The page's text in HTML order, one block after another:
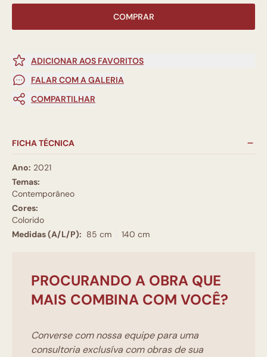
COMPRAR
ADICIONAR AOS FAVORITOS
FALAR COM A GALERIA
COMPARTILHAR
FICHA TÉCNICA
Ano: 2021
Temas:
Contemporâneo
Cores:
Colorido
Medidas (A/L/P): 85 cm 140 cm
PROCURANDO A OBRA QUE
MAIS COMBINA COM VOCÊ?
Converse com nossa equipe para uma
consultoria exclusíva com obras de sua